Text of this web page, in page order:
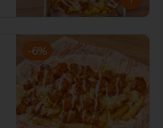
-6%